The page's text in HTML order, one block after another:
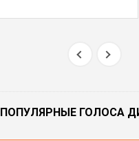
ПОПУЛЯРНЫЕ ГОЛОСА